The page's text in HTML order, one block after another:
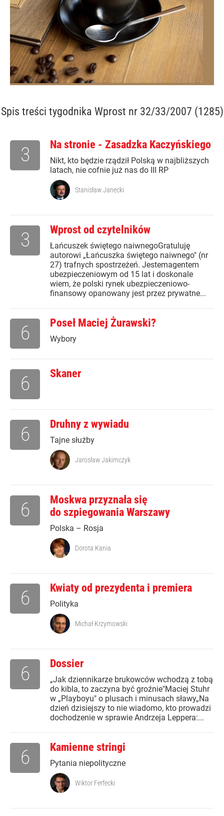
Spis treści tygodnika Wprost nr 32/33/2007 (1285)
Na stronie - Zasadzka Kaczyńskiego
Nikt, kto będzie rządził Polską w najbliższych
latach, nie cofnie już nas do III RP
3
Stanisław Janecki
Wprost od czytelników
Łańcuszek świętego naiwnegoGratuluję
autorowi „Łańcuszka świętego naiwnego" (nr
27) trafnych spostrzeżeń. Jestemagentem
ubezpieczeniowym od 15 lat i doskonale
wiem, że polski rynek ubezpieczeniowo-
finansowy opanowany jest przez prywatne...
3
Poseł Maciej Żurawski?
Wybory
6
Skaner
6
Druhny z wywiadu
Tajne służby
6
Jarosław Jakimczyk
Moskwa przyznała się
do szpiegowania Warszawy
Polska – Rosja
6
Dorota Kania
Kwiaty od prezydenta i premiera
Polityka
6
Michał Krzymowski
Dossier
„Jak dziennikarze brukowców wchodzą z tobą
do kibla, to zaczyna być groźnie"Maciej Stuhr
w „Playboyu" o plusach i minusach sławy„Na
dzień dzisiejszy to nie wiadomo, kto prowadzi
dochodzenie w sprawie Andrzeja Leppera:...
6
Kamienne stringi
Pytania niepolityczne
6
Wiktor Ferfecki